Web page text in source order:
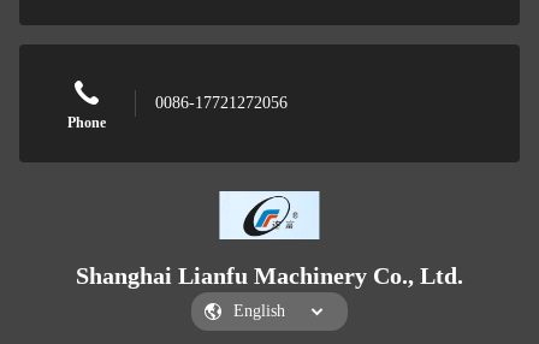
Phone
0086-17721272056
Shanghai Lianfu Machinery Co., Ltd.